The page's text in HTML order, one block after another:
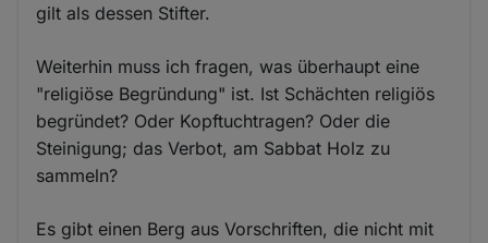
gilt als dessen Stifter.
Weiterhin muss ich fragen, was überhaupt eine
"religiöse Begründung" ist. Ist Schächten religiös
begründet? Oder Kopftuchtragen? Oder die
Steinigung; das Verbot, am Sabbat Holz zu
sammeln?
Es gibt einen Berg aus Vorschriften, die nicht mit